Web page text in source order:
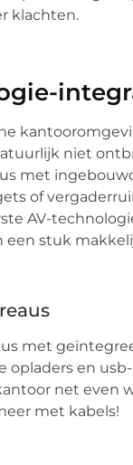
klachten.
niet
met
of
AV-
een stuk
met
opladers en
net even
met kabels!